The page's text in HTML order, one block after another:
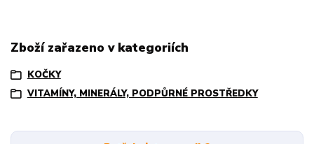
Zboží zařazeno v kategoriích
KOČKY
VITAMÍNY, MINERÁLY, PODPŮRNÉ PROSTŘEDKY